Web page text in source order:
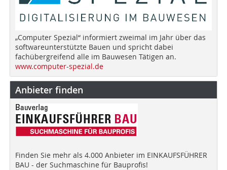
„Computer Spezial“ informiert zweimal im Jahr über das
softwareunterstützte Bauen und spricht dabei
fachübergreifend alle im Bauwesen Tätigen an.
www.computer-spezial.de
Anbieter finden
Finden Sie mehr als 4.000 Anbieter im EINKAUFSFÜHRER
BAU - der Suchmaschine für Bauprofis!